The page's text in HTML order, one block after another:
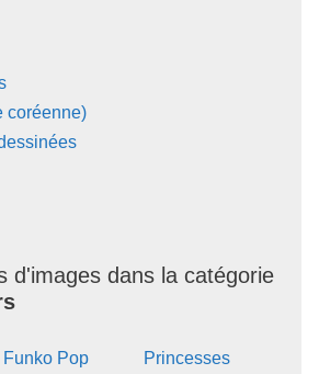
coréenne)
d'images dans la catégorie
Funko Pop
Princesses